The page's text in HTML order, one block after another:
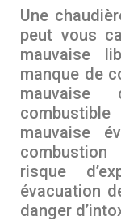
Une
peut vous
mauvaise
manque de
mauvaise
risque
évacuation
danger